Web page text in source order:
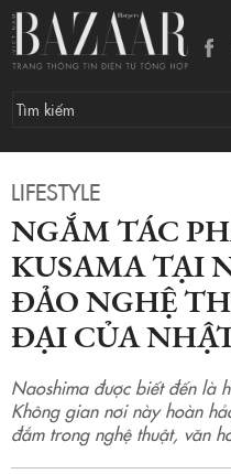
LIFESTYLE
NGẮM TÁC
KUSAMA TẠI
ĐẢO NGHỆ
ĐẠI CỦA
Naoshima được biết đến là
Không gian nơi này hoàn
đắm trong nghệ thuật, văn